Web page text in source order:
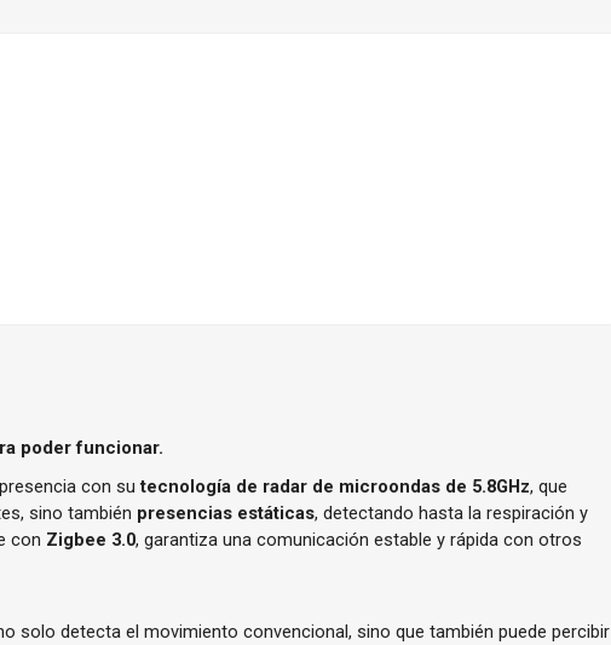
poder funcionar.
con sutecnología de radar de microondas de 5.8GHz, que
sino también presencias estáticas, detectando hasta la respiración y
con Zigbee 3.0, garantiza una comunicación estable y rápida con otros
solo detecta el movimiento convencional, sino que también puede percibir